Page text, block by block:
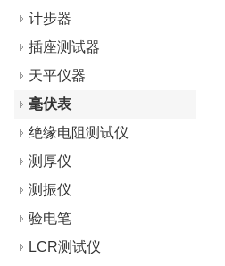
计步器
插座测试器
天平仪器
毫伏表
绝缘电阻测试仪
测厚仪
测振仪
验电笔
LCR测试仪